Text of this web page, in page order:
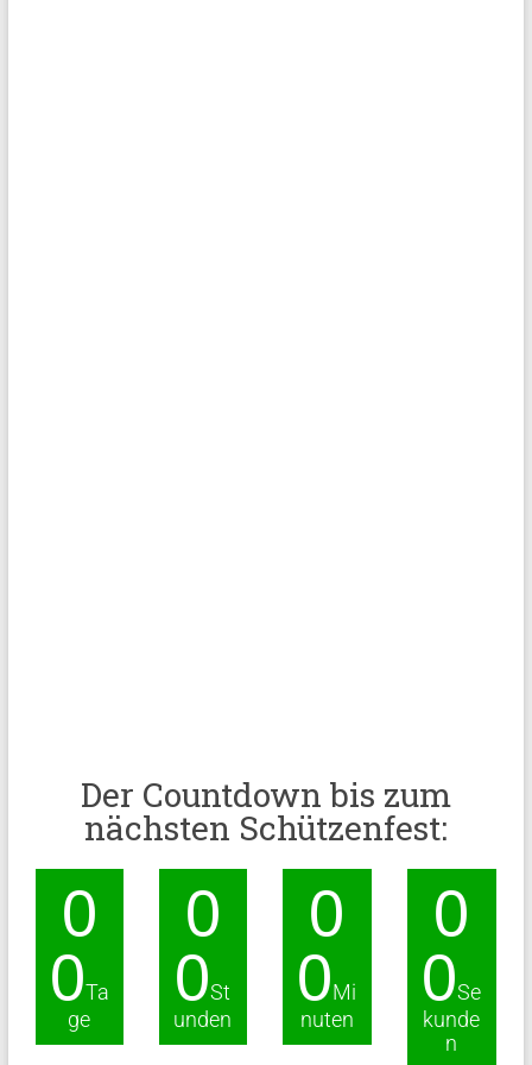
Der Countdown bis zum
nächsten Schützenfest:
0
0Ta
ge
0
0St
unden
0
0Mi
nuten
0
0Se
kunde
n